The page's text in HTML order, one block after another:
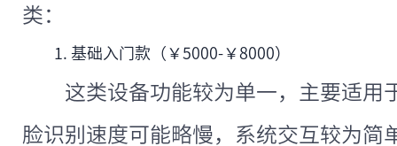
类：
1. 基础入门款（￥5000-￥8000）
这类设备功能较为单一，主要适用
脸识别速度可能略慢，系统交互较为简